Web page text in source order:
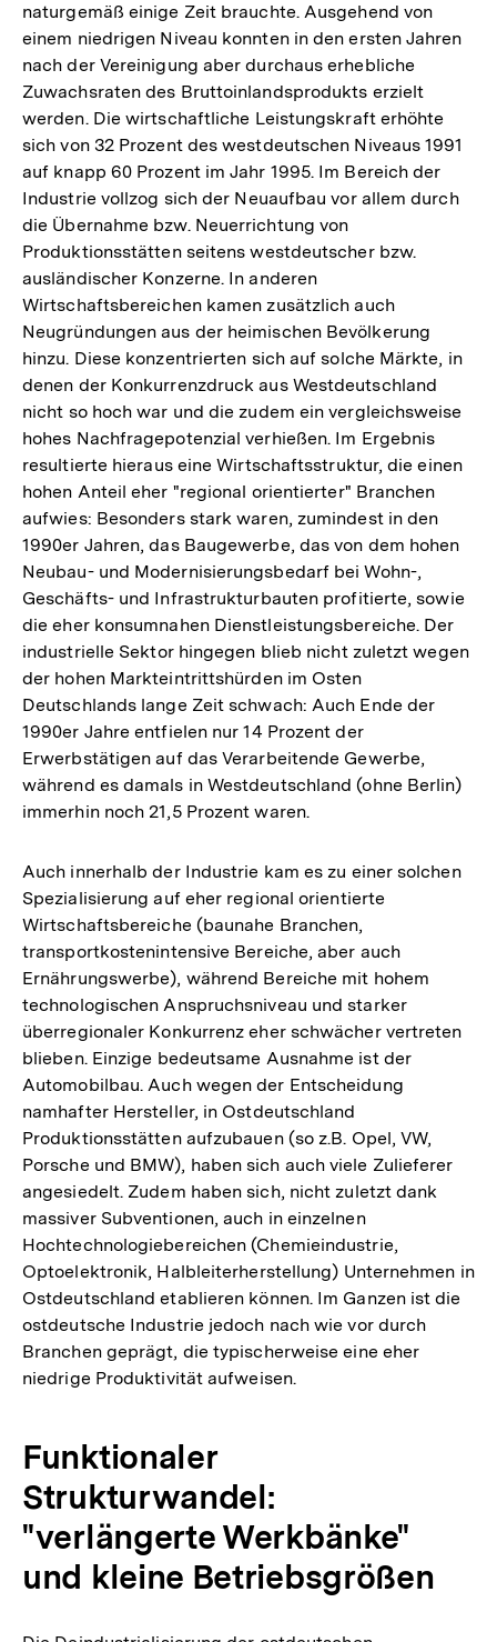
naturgemäß einige Zeit brauchte. Ausgehend von
einem niedrigen Niveau konnten in den ersten Jahren
nach der Vereinigung aber durchaus erhebliche
Zuwachsraten des Bruttoinlandsprodukts erzielt
werden. Die wirtschaftliche Leistungskraft erhöhte
sich von 32 Prozent des westdeutschen Niveaus 1991
auf knapp 60 Prozent im Jahr 1995. Im Bereich der
Industrie vollzog sich der Neuaufbau vor allem durch
die Übernahme bzw. Neuerrichtung von
Produktionsstätten seitens westdeutscher bzw.
ausländischer Konzerne. In anderen
Wirtschaftsbereichen kamen zusätzlich auch
Neugründungen aus der heimischen Bevölkerung
hinzu. Diese konzentrierten sich auf solche Märkte, in
denen der Konkurrenzdruck aus Westdeutschland
nicht so hoch war und die zudem ein vergleichsweise
hohes Nachfragepotenzial verhießen. Im Ergebnis
resultierte hieraus eine Wirtschaftsstruktur, die einen
hohen Anteil eher "regional orientierter" Branchen
aufwies: Besonders stark waren, zumindest in den
1990er Jahren, das Baugewerbe, das von dem hohen
Neubau- und Modernisierungsbedarf bei Wohn-,
Geschäfts- und Infrastrukturbauten profitierte, sowie
die eher konsumnahen Dienstleistungsbereiche. Der
industrielle Sektor hingegen blieb nicht zuletzt wegen
der hohen Markteintrittshürden im Osten
Deutschlands lange Zeit schwach: Auch Ende der
1990er Jahre entfielen nur 14 Prozent der
Erwerbstätigen auf das Verarbeitende Gewerbe,
während es damals in Westdeutschland (ohne Berlin)
immerhin noch 21,5 Prozent waren.
Auch innerhalb der Industrie kam es zu einer solchen
Spezialisierung auf eher regional orientierte
Wirtschaftsbereiche (baunahe Branchen,
transportkostenintensive Bereiche, aber auch
Ernährungswerbe), während Bereiche mit hohem
technologischen Anspruchsniveau und starker
überregionaler Konkurrenz eher schwächer vertreten
blieben. Einzige bedeutsame Ausnahme ist der
Automobilbau. Auch wegen der Entscheidung
namhafter Hersteller, in Ostdeutschland
Produktionsstätten aufzubauen (so z.B. Opel, VW,
Porsche und BMW), haben sich auch viele Zulieferer
angesiedelt. Zudem haben sich, nicht zuletzt dank
massiver Subventionen, auch in einzelnen
Hochtechnologiebereichen (Chemieindustrie,
Optoelektronik, Halbleiterherstellung) Unternehmen in
Ostdeutschland etablieren können. Im Ganzen ist die
ostdeutsche Industrie jedoch nach wie vor durch
Branchen geprägt, die typischerweise eine eher
niedrige Produktivität aufweisen.
Funktionaler
Strukturwandel:
"verlängerte Werkbänke"
und kleine Betriebsgrößen